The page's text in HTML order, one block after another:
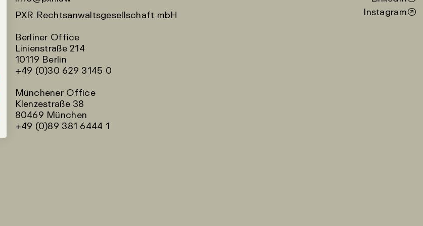
Instagram
PXR Rechtsanwaltsgesellschaft mbH
Berliner Office
Linienstraße 214
10119 Berlin
+49 (0)30 629 3145 0
Münchener Office
Klenzestraße 38
80469 München
+49 (0)89 381 6444 1